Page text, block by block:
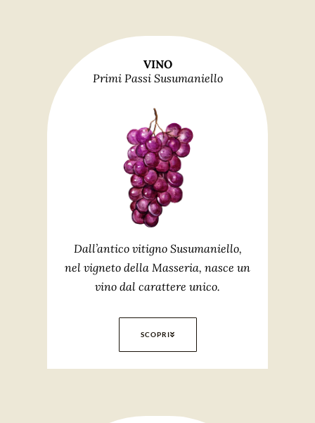
VINO
Primi Passi Susumaniello
Dall’antico vitigno Susumaniello,
nel vigneto della Masseria, nasce un
vino dal carattere unico.
SCOPRI